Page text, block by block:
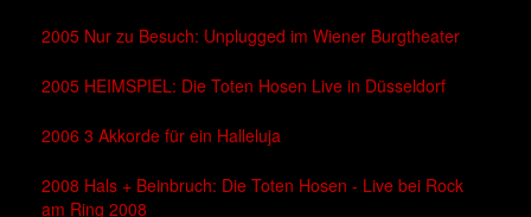
2005 Nur zu Besuch: Unplugged im Wiener Burgtheater
2005 HEIMSPIEL: Die Toten Hosen Live in Düsseldorf
2006 3 Akkorde für ein Halleluja
2008 Hals + Beinbruch: Die Toten Hosen - Live bei Rock
am Ring 2008